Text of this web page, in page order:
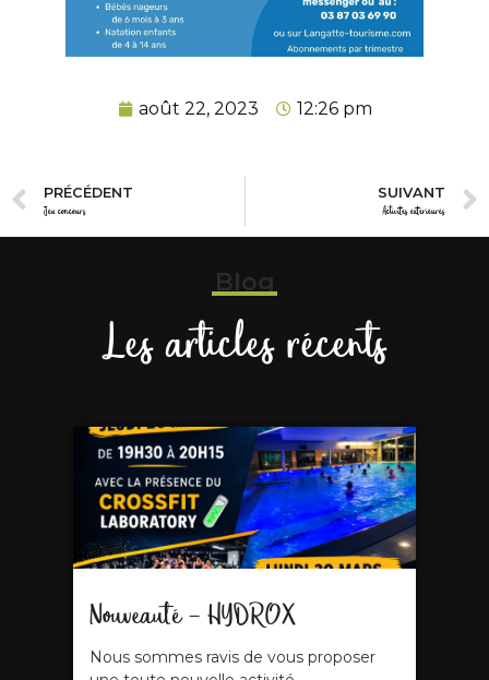
août 22, 2023 12:26 pm
PRÉCÉDENT
Jeu concours
SUIVANT
Activités extérieures
Blog
Les articles récents
Nouveauté – HYDROX
Nous sommes ravis de vous proposer